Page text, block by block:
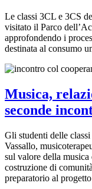
Le classi 3CL e 3CS
visitato il Parco
approfondendo i
destinata al consumo
Musica,
seconde
Gli studenti delle
Vassallo,
sul valore della
costruzione di
preparatorio al